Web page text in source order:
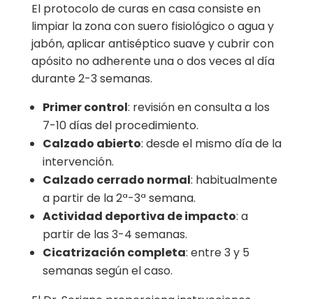
El protocolo de curas en casa consiste en
limpiar la zona con suero fisiológico o agua y
jabón, aplicar antiséptico suave y cubrir con
apósito no adherente una o dos veces al día
durante 2-3 semanas.
Primer control: revisión en consulta a los
7-10 días del procedimiento.
Calzado abierto: desde el mismo día de la
intervención.
Calzado cerrado normal: habitualmente
a partir de la 2ª-3ª semana.
Actividad deportiva de impacto: a
partir de las 3-4 semanas.
Cicatrización completa: entre 3 y 5
semanas según el caso.